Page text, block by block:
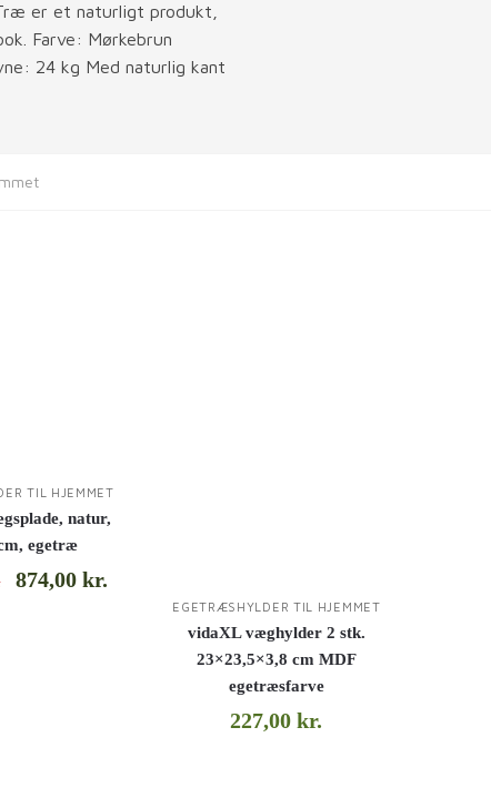
er et naturligt produkt,
Farve: Mørkebrun
24 kg Med naturlig kant
TIL HJEMMET
natur,
egetræ
874,00 kr.
EGETRÆSHYLDER TIL HJEMMET
vidaXL væghylder 2 stk.
23×23,5×3,8 cm MDF
egetræsfarve
227,00kr.